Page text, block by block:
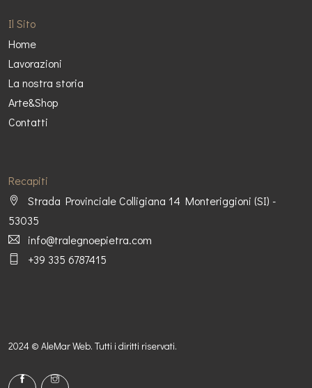
Il Sito
Home
Lavorazioni
La nostra storia
Arte&Shop
Contatti
Recapiti
Strada Provinciale Colligiana 14 Monteriggioni (SI) -
53035
info@tralegnoepietra.com
+39 335 6787415
2024 © AleMar Web. Tutti i diritti riservati.